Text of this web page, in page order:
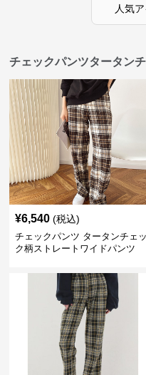
人気
チェックパンツタータン
¥6,540 (税込)
チェックパンツ タータンチェッ
ク柄ストレートワイドパンツ